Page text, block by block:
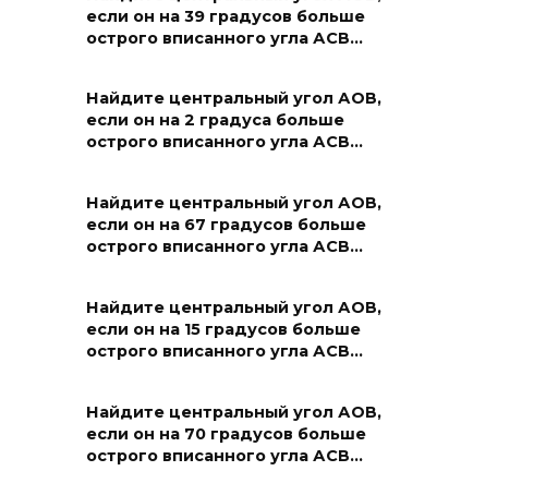
если он на 39 градусов больше
острого вписанного угла АСВ…
Найдите центральный угол АОВ,
если он на 2 градуса больше
острого вписанного угла АСВ…
Найдите центральный угол АОВ,
если он на 67 градусов больше
острого вписанного угла АСВ…
Найдите центральный угол АОВ,
если он на 15 градусов больше
острого вписанного угла АСВ…
Найдите центральный угол АОВ,
если он на 70 градусов больше
острого вписанного угла АСВ…